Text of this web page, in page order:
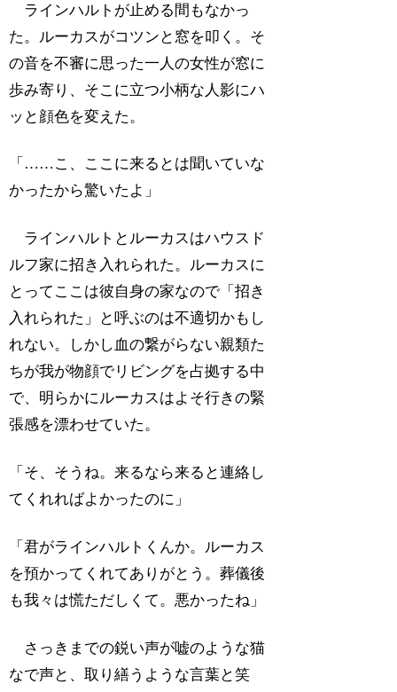
ラインハルトが止める間もなかっ
た。ルーカスがコツンと窓を叩く。そ
の音を不審に思った一人の女性が窓に
歩み寄り、そこに立つ小柄な人影にハ
ッと顔色を変えた。
「……こ、ここに来るとは聞いていな
かったから驚いたよ」
ラインハルトとルーカスはハウスド
ルフ家に招き入れられた。ルーカスに
とってここは彼自身の家なので「招き
入れられた」と呼ぶのは不適切かもし
れない。しかし血の繋がらない親類た
ちが我が物顔でリビングを占拠する中
で、明らかにルーカスはよそ行きの緊
張感を漂わせていた。
「そ、そうね。来るなら来ると連絡し
てくれればよかったのに」
「君がラインハルトくんか。ルーカス
を預かってくれてありがとう。葬儀後
も我々は慌ただしくて。悪かったね」
さっきまでの鋭い声が嘘のような猫
なで声と、取り繕うような言葉と笑